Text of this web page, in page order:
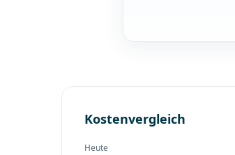
Kostenvergleich
Heute